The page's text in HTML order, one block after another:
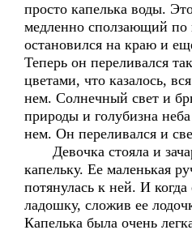
просто капелька воды.
медленно сползающий по
остановился на краю и
Теперь он переливался
цветами, что казалось,
нем. Солнечный свет и
природы и голубизна
нем. Он переливался и
Девочка стояла и
капельку. Ее маленькая
потянулась к ней. И когда
ладошку, сложив ее
Капелька была очень